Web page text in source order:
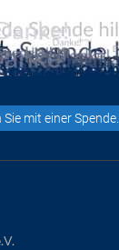
Sie mit einer Spende.